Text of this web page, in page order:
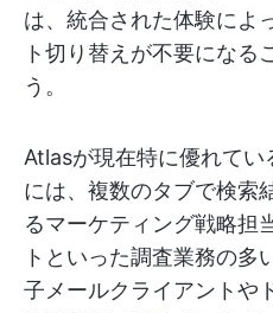
は、統合された体験によ
ト切り替えが不要になる
う。
Atlasが現在特に優れてい
には、複数のタブで検索
るマーケティング戦略担
トといった調査業務の多
子メールクライアントや